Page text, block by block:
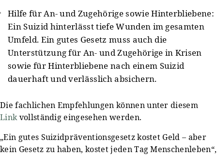
Hilfe für An- und Zugehörige sowie Hinterbliebene:
Ein Suizid hinterlässt tiefe Wunden im gesamten
Umfeld. Ein gutes Gesetz muss auch die
Unterstützung für An- und Zugehörige in Krisen
sowie für Hinterbliebene nach einem Suizid
dauerhaft und verlässlich absichern.
Die fachlichen Empfehlungen können unter diesem
Linkvollständig eingesehen werden.
„Ein gutes Suizidpräventionsgesetz kostet Geld – aber
kein Gesetz zu haben, kostet jeden Tag Menschenleben“,